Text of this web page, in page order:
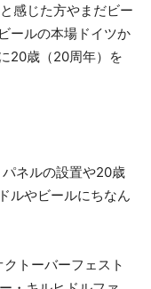
感じた方やまだビー
ールの本場ドイツか
20歳（20周年）を
ネルの設置や20歳
ルやビールにちなん
トーバーフェスト